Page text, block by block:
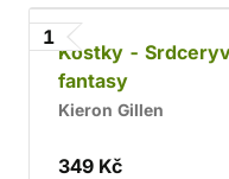
1
Kostky -
fantasy
Kieron Gillen
349 Kč